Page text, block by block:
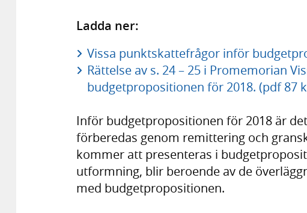
Ladda ner:
Vissa punktskattefrågor inför
Rättelse av s. 24 – 25 i Promemorian
budgetpropositionen för 2018. (pdf 87
Inför budgetpropositionen för 2018 är
förberedas genom remittering och
kommer att presenteras i
utformning, blir beroende av de
med budgetpropositionen.